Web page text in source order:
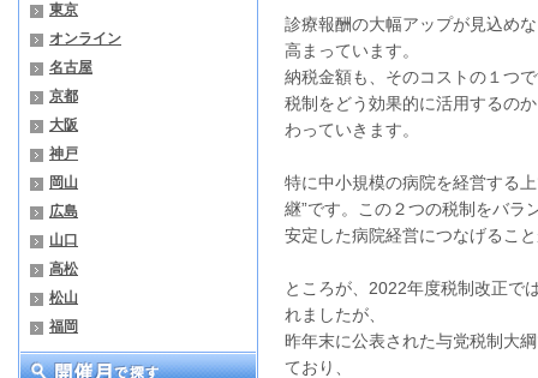
東京
オンライン
名古屋
京都
大阪
神戸
岡山
広島
山口
高松
松山
福岡
診療報酬の大幅アップが見込め
高まっています。
納税金額も、そのコストの１つ
税制をどう効果的に活用するの
わっていきます。
特に中小規模の病院を経営する
継”です。この２つの税制をバラ
安定した病院経営につなげるこ
ところが、2022年度税制改正で
れましたが、
昨年末に公表された与党税制大
ており、